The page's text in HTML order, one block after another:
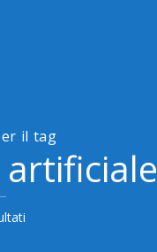
il tag